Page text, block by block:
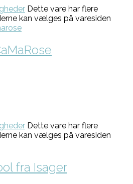
Dette vare har flere
kan vælges på varesiden
Dette vare har flere
kan vælges på varesiden
fra Isager